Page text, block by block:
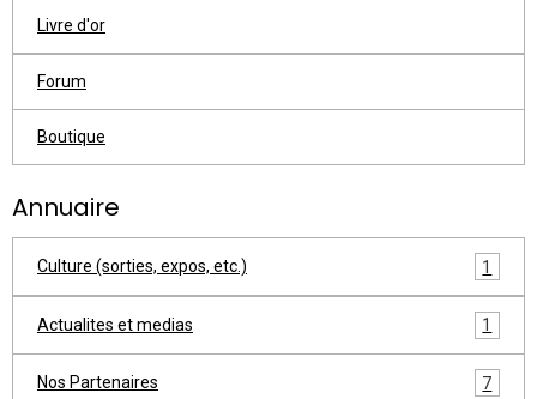
Livre d'or
Forum
Boutique
Annuaire
Culture (sorties, expos, etc.) 1
Actualites et medias 1
Nos Partenaires 7